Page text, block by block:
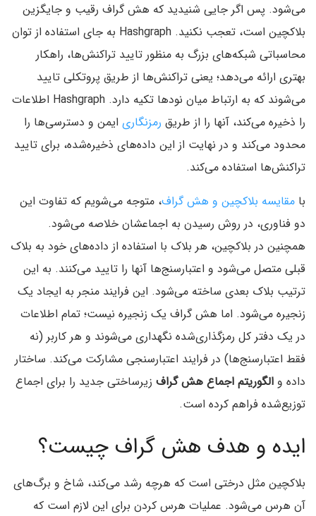
می‌شود. پس اگر جایی شنیدید که هش گراف رقیب و جایگزین
بلاکچین است، تعجب نکنید. Hashgraph به جای استفاده از توان
محاسباتی شبکه‌های بزرگ به منظور تایید تراکنش‌ها، راهکار
بهتری ارائه می‌دهد؛ یعنی تراکنش‌ها از طریق پروتکلی تایید
می‌شوند که به ارتباط میان نودها تکیه دارد. Hashgraph اطلاعات
را ذخیره می‌کند، آنها را از طریق رمزنگاری ایمن و دسترسی‌ها را
محدود می‌کند و در نهایت از این داده‌های ذخیره‌شده، برای تایید
تراکنش‌ها استفاده می‌کند.
با مقایسه بلاکچین و هش گراف، متوجه می‌شویم که تفاوت این
دو فناوری، در روش رسیدن به اجماعشان خلاصه می‌شود.
همچنین در بلاکچین، هر بلاک با استفاده از داده‌های خود به بلاک
قبلی متصل می‌شود و اعتبارسنج‌ها آنها را تایید می‌کنند. به این
ترتیب بلاک بعدی ساخته می‌شود. این فرایند منجر به ایجاد یک
زنجیره می‌شود. اما هش گراف یک زنجیره نیست؛ تمام اطلاعات
در یک دفتر کل رمزگذاری‌شده نگهداری می‌شوند و هر کاربر (نه
فقط اعتبارسنج‌ها) در فرایند اعتبارسنجی مشارکت می‌کند. ساختار
داده و الگوریتم اجماع هش گراف زیرساختی جدید را برای اجماع
توزیع‌شده فراهم کرده است.
ایده و هدف هش گراف چیست؟
بلاکچین مثل درختی است که هرچه رشد می‌کند، شاخ و برگ‌های
آن هرس می‌شود. عملیات هرس کردن برای این لازم است که